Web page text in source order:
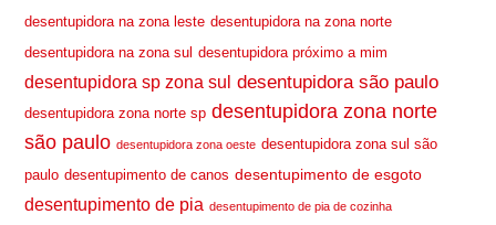
desentupidora na zona leste desentupidora na zona norte
desentupidora na zona sul
desentupidora próximo a mim
desentupidora sp zona sul desentupidora são paulo
desentupidora zona norte sp desentupidora zona norte
são paulo desentupidora zona oeste desentupidora zona sul são
paulo desentupimento de canos desentupimento de esgoto
desentupimento de pia desentupimento de pia de cozinha